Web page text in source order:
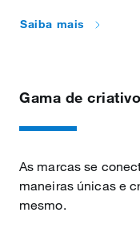
Saiba mais
Gama de
As marcas se
maneiras únicas e
mesmo.